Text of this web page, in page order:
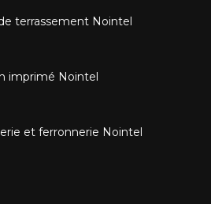
terrassement Nointel
imprimé Nointel
et ferronnerie Nointel